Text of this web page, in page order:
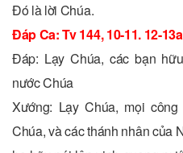
Ðó là lời Chúa.
Ðáp Ca: Tv 144, 10-11. 12-
Ðáp: Lạy Chúa, các bạn
nước Chúa
Xướng: Lạy Chúa, mọi
Chúa, và các thánh nhân của